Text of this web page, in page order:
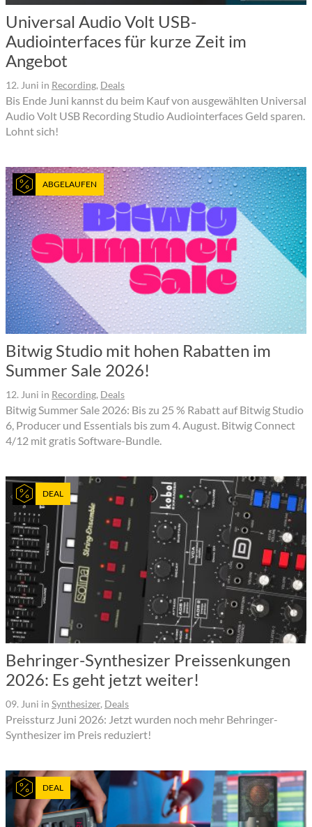
Universal Audio Volt USB-
Audiointerfaces für kurze Zeit im
Angebot
12. Juni in Recording, Deals
Bis Ende Juni kannst du beim Kauf von ausgewählten Universal
Audio Volt USB Recording Studio Audiointerfaces Geld sparen.
Lohnt sich!
ABGELAUFEN
Bitwig Studio mit hohen Rabatten im
Summer Sale 2026!
12. Juni in Recording, Deals
Bitwig Summer Sale 2026: Bis zu 25 % Rabatt auf Bitwig Studio
6, Producer und Essentials bis zum 4. August. Bitwig Connect
4/12 mit gratis Software-Bundle.
DEAL
Behringer-Synthesizer Preissenkungen
2026: Es geht jetzt weiter!
09. Juni in Synthesizer, Deals
Preissturz Juni 2026: Jetzt wurden noch mehr Behringer-
Synthesizer im Preis reduziert!
DEAL